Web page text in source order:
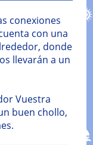
conexiones
con una
donde
llevarán a un
Vuestra
buen chollo,